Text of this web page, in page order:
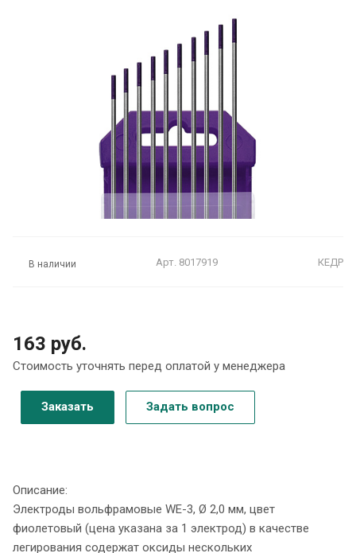
В наличии Арт. 8017919 КЕДР
163 руб.
Стоимость уточнять перед оплатой у менеджера
Заказать Задать вопрос
Описание:
Электроды вольфрамовые WE-3, Ø 2,0 мм, цвет
фиолетовый (цена указана за 1 электрод) в качестве
легирования содержат оксиды нескольких